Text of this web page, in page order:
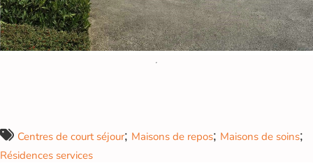
Centres de court séjour; Maisons de repos; Maisons de soins;
Résidences services